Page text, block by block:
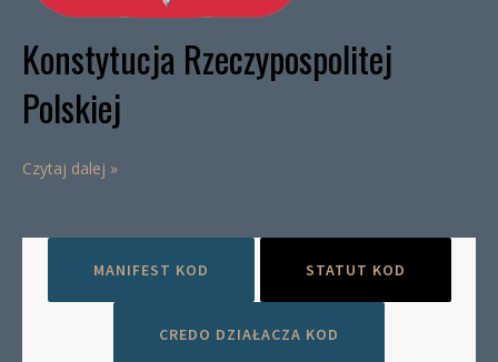
Konstytucja Rzeczypospolitej
Polskiej
Czytaj dalej »
MANIFEST KOD STATUT KOD
CREDO DZIAŁACZA KOD